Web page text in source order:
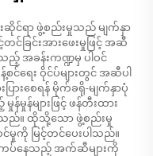
းဆိုင်ရာ ဖွဲ့စည်းမှုသည် မျက်နှာ
င်ခြင်းအားဖေးမှုဖြင့် အဆီ
ည့် အခန်းကဏ္ဍမှ ပါဝင်
ရေး ဝိုင်ပ်များတွင် အဆီပါ
ြားစေရန် မိုက်ခရို-မျက်နှာပုံ
န်မှုန်များဖြင့် ဖန်တီးထား
သည်။ ထိုသို့သော ဖွဲ့စည်းမှု
င်မှုကို မြင့်တင်ပေးပါသည်။
ကပ်နေသည့် အက်ဆီများကို